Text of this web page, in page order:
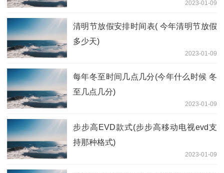
2023-01-09
清明节放假安排时间表( 今年清明节放假
多少天)
2023-01-09
每年冬至时间几点几分(今年什么时候 冬
至几点几分)
2023-01-09
步步高EVD款式(步步高移动电视evd支
持那种格式)
2023-01-09